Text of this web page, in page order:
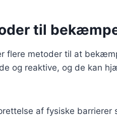
til
flere metoder til at
og reaktive, og de kan
af fysiske barrierer